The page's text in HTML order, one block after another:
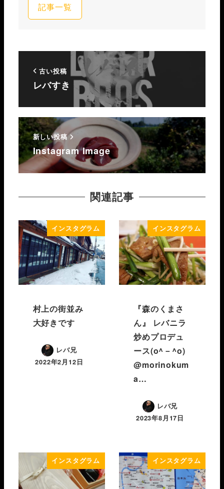
記事一覧
古い投稿
レバすき
新しい投稿
Instagram Image
関連記事
インスタグラム
村上の街並み
大好きです
レバ兄
2022年2月12日
インスタグラム
『森のくまさ
ん』 レバニラ
炒めプロデュ
ース(o^－^o)
@morinokum
a…
レバ兄
2023年8月17日
インスタグラム インスタグラム